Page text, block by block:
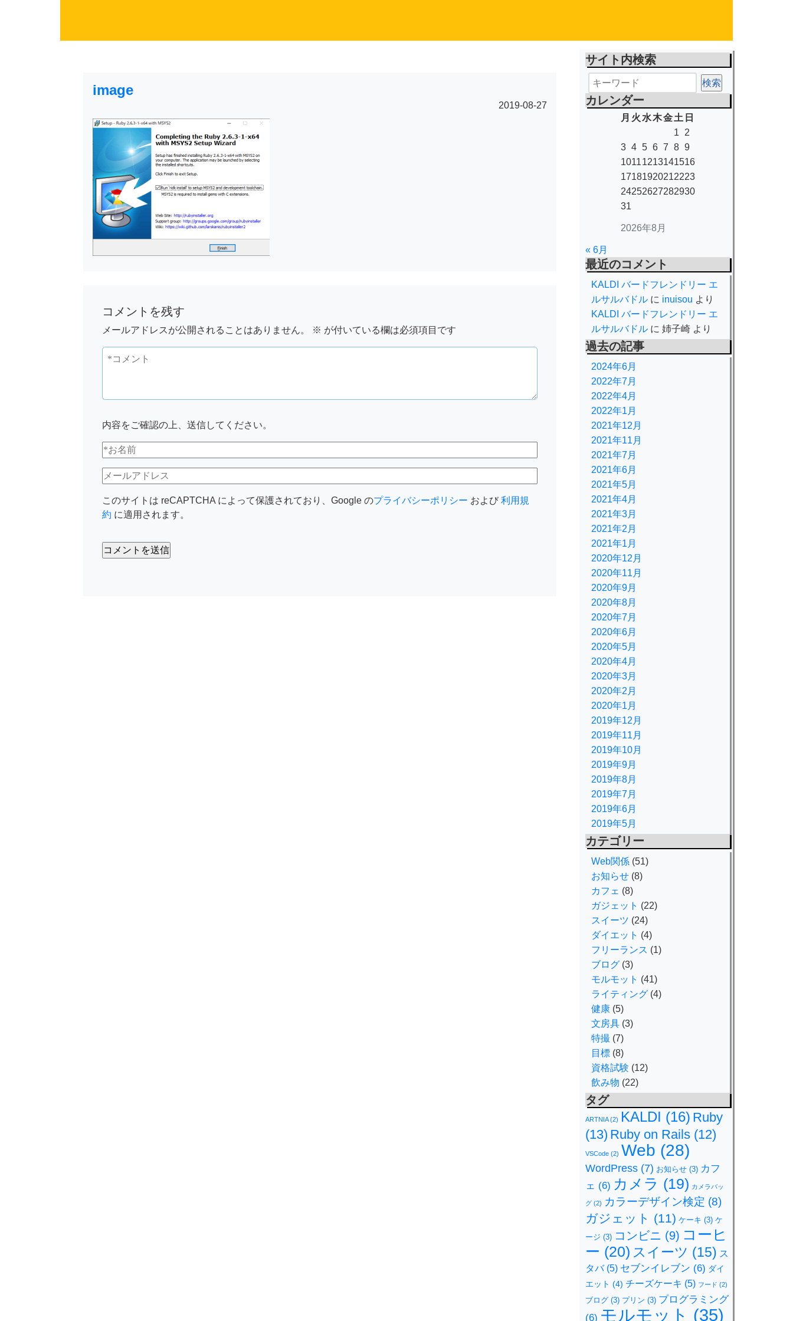
image
2019-08-27
コメントを残す
メールアドレスが公開されることはありません。 ※ が付いている欄は必須項目です
内容をご確認の上、送信してください。
このサイトは reCAPTCHA によって保護されており、Google のプライバシーポリシー および 利用規
約 に適用されます。
サイト内検索
カレンダー
2026年8月
月 火 水木金 土 日
1
2
3 4 5 6 7 8 9
10111213141516
17181920212223
24252627282930
31
« 6月
最近のコメント
KALDI バードフレンドリー エ
ルサルバドル に inuisou より
KALDI バードフレンドリー エ
ルサルバドル に 姉子崎 より
過去の記事
2024年6月
2022年7月
2022年4月
2022年1月
2021年12月
2021年11月
2021年7月
2021年6月
2021年5月
2021年4月
2021年3月
2021年2月
2021年1月
2020年12月
2020年11月
2020年9月
2020年8月
2020年7月
2020年6月
2020年5月
2020年4月
2020年3月
2020年2月
2020年1月
2019年12月
2019年11月
2019年10月
2019年9月
2019年8月
2019年7月
2019年6月
2019年5月
カテゴリー
Web関係 (51)
お知らせ (8)
カフェ (8)
ガジェット (22)
スイーツ (24)
ダイエット (4)
フリーランス (1)
ブログ (3)
モルモット (41)
ライティング (4)
健康 (5)
文房具 (3)
特撮 (7)
目標 (8)
資格試験 (12)
飲み物 (22)
タグ
ARTNIA(2) KALDI (16) Ruby
(13) Ruby on Rails (12)
VSCode (2) Web (28)
WordPress (7) お知らせ (3) カフ
ェ (6) カメラ (19) カメラバッ
グ (2) カラーデザイン検定 (8)
ガジェット (11) ケーキ (3) ケ
ージ (3) コンビニ (9) コーヒ
ー (20) スイーツ (15) ス
タバ(5) セブンイレブン (6) ダイ
エット (4) チーズケーキ (5) フード (2)
ブログ (3) プリン (3) プログラミング
(6) モルモット (35)